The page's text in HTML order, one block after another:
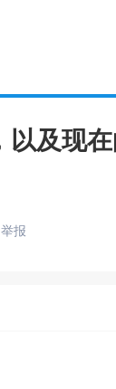
举报